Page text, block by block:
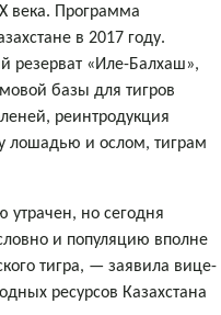
века. Программа
в 2017 году.
резерват «Иле-Балхаш»,
базы для тигров
реинтродукция
лошадью и ослом, тиграм
но сегодня
и популяцию вполне
тигра, — заявила вице-
ресурсов Казахстана